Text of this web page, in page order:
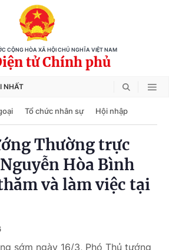
CỘNG HÒA XÃ HỘI CHỦ NGHĨA VIỆT NAM
tử Chính phủ
NHẤT
Tổ chức nhân sự Hội nhập
Thường trực
Hòa Bình
và làm việc tại
sớm ngày 16/3, Phó Thủ tướng